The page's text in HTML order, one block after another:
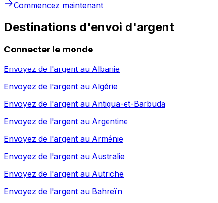
Commencez maintenant
Destinations d'envoi d'argent
Connecter le monde
Envoyez de l'argent au Albanie
Envoyez de l'argent au Algérie
Envoyez de l'argent au Antigua-et-Barbuda
Envoyez de l'argent au Argentine
Envoyez de l'argent au Arménie
Envoyez de l'argent au Australie
Envoyez de l'argent au Autriche
Envoyez de l'argent au Bahreïn